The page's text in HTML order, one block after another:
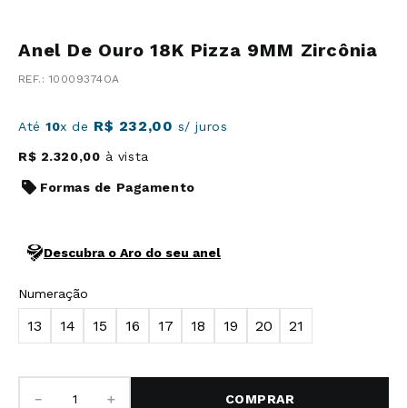
Anel De Ouro 18K Pizza 9MM Zircônia
: 10009374OA
Até10x de R$ 232,00 s/ juros
R$ 2.320,00 à vista
Formas de Pagamento
Descubra o Aro do seu anel
Numeração
13 14 15 16 17 18 19 20 21
＋
－ COMPRAR
6º
Argola
7º
Pingente
9º
Corrente
10 º Moissanite